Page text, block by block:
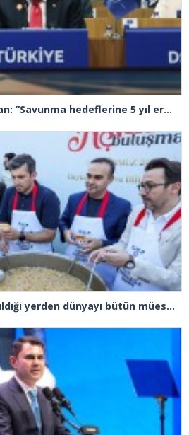
Cumhurbaşkanı Erdoğan: ”Savunma hedeflerine 5 yıl erken ulaşacağız”
Selçuk Bayraktar: “Yıkıldığı yerden dünyayı bütün müesseseleriyle yeniden inşa etmek gerekiyor”